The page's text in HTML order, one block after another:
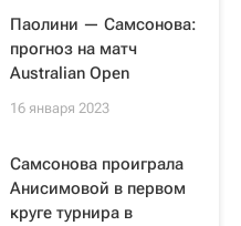
Паолини — Самсонова:
прогноз на матч
Australian Open
16 января 2023
Самсонова проиграла
Анисимовой в первом
круге турнира в